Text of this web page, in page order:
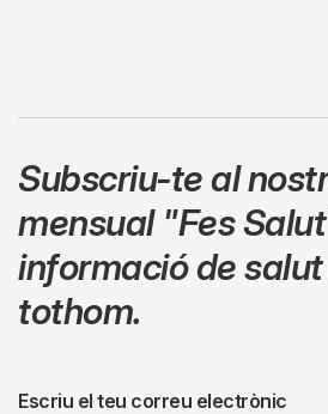
Subscriu-te al
mensual "Fes
informació de
tothom.
Escriu el teu correu electrònic